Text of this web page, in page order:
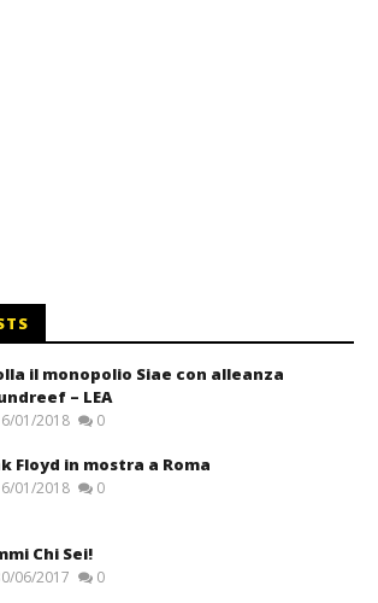
il monopolio Siae con alleanza
– LEA
01/2018 0
Floyd in mostra a Roma
01/2018 0
Chi Sei!
06/2017 0